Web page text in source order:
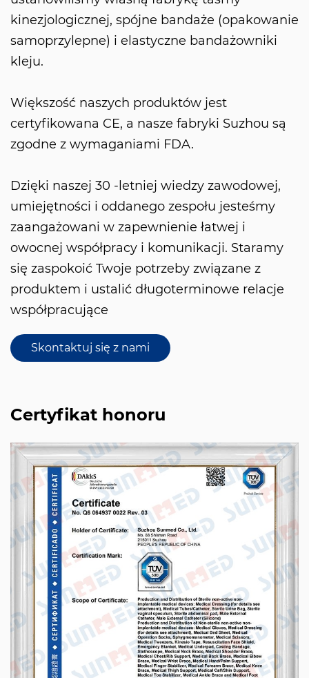
kinezjologicznej, spójne bandaże (opakowanie
samoprzylepne) i elastyczne bandażowniki
kleju.
Większość naszych produktów jest
certyfikowana CE, a nasze fabryki Suzhou są
zgodne z wymaganiami FDA.
Dzięki naszej 30 -letniej wiedzy zawodowej,
umiejętności i oddanego zespołu jesteśmy
zaangażowani w zapewnienie łatwej i
owocnej współpracy i komunikacji. Staramy
się zaspokoić Twoje potrzeby związane z
produktem i ustalić długoterminowe relacje
współpracujące
Skontaktuj się z nami
Certyfikat honoru